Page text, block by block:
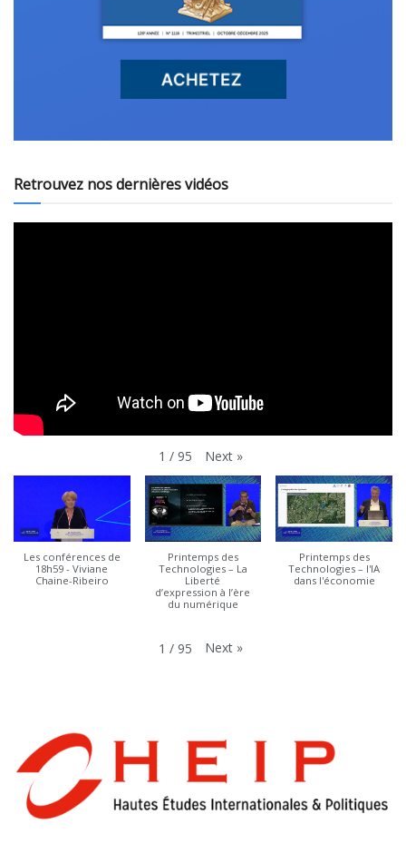
Retrouvez nos dernières vidéos
1 / 95 Next »
Les conférences de
18h59 - Viviane
Chaine-Ribeiro
Printemps des
Technologies – La
Liberté
d’expression à l’ère
du numérique
Printemps des
Technologies – l'IA
dans l'économie
1 / 95 Next »